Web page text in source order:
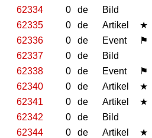
62334
0 de Bild
62335
0 de Artikel ★
62336
0 de Event ⚑
62337
0 de Bild
62338
0 de Event ⚑
62340
0 de Artikel ★
62341
0 de Artikel ★
62342
0 de Bild
62344
0 de Artikel ★